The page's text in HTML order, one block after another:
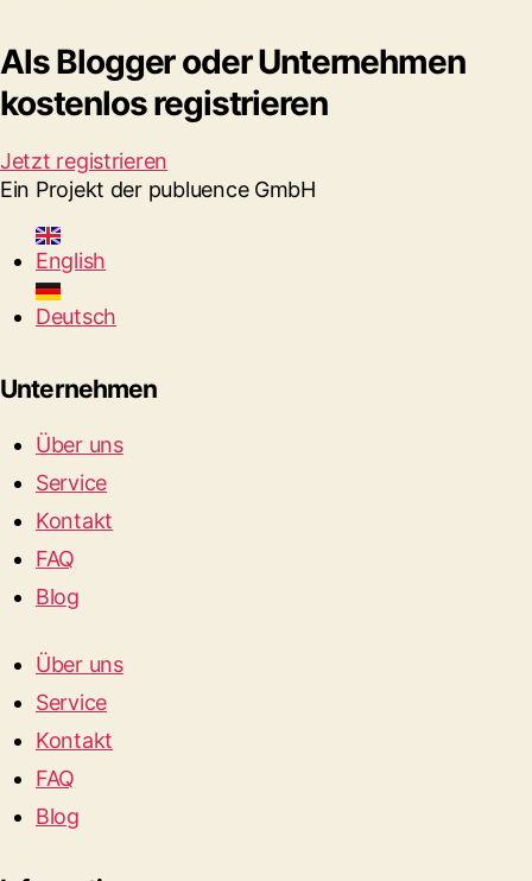
Als Blogger oder Unternehmen
kostenlos registrieren
Jetzt registrieren
Ein Projekt der publuence GmbH
English
Deutsch
Unternehmen
Über uns
Service
Kontakt
FAQ
Blog
Über uns
Service
Kontakt
FAQ
Blog